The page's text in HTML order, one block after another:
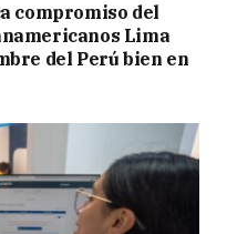
compromiso del
Lima
del Perú bien en